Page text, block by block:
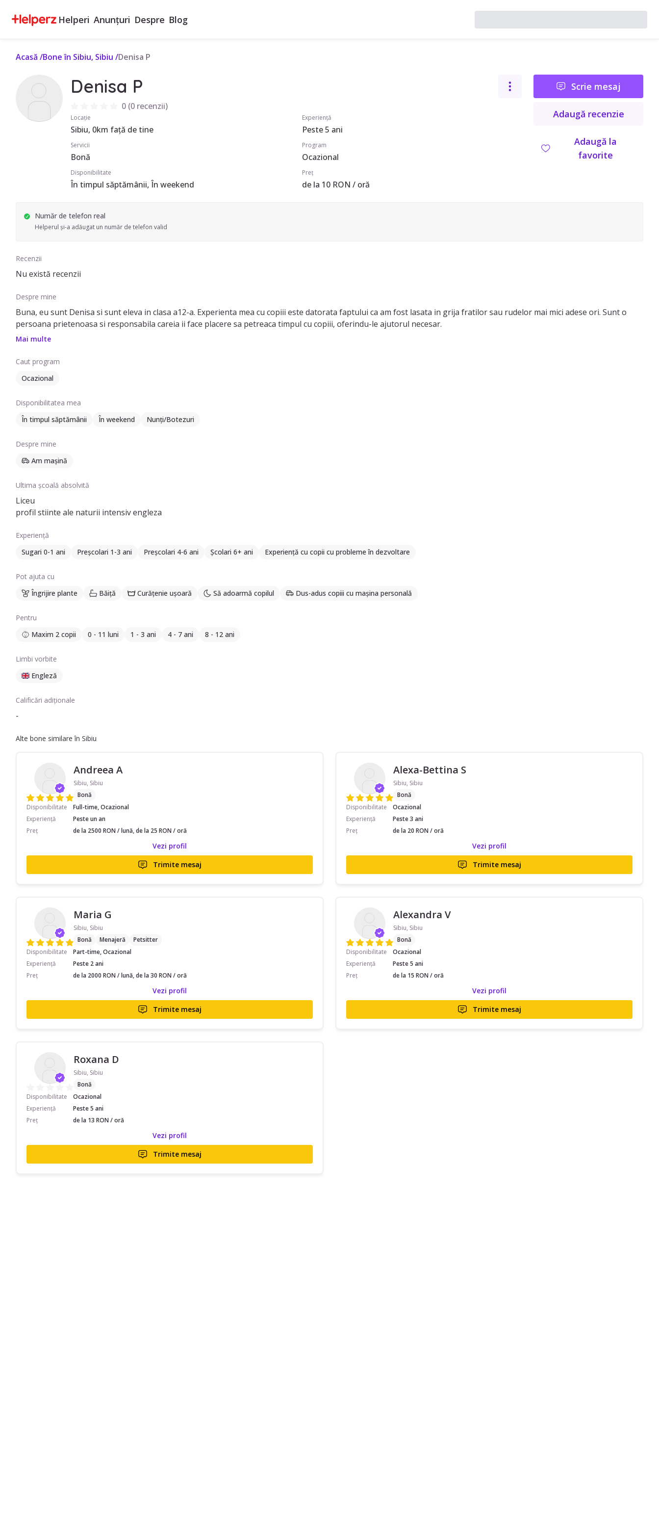
Helperi Anunțuri Despre Blog
Acasă /Bone în Sibiu, Sibiu /Denisa P
Denisa P
0(0 recenzii)
Locație
Sibiu, 0km față de tine
Experiență
Peste 5 ani
Servicii
Bonă
Program
Ocazional
Disponibilitate
În timpul săptămânii, În weekend
Preț
de la 10 RON / oră
Scrie mesaj
Adaugă recenzie
Adaugă la
favorite
Număr de telefon real
Helperul și-a adăugat un număr de telefon valid
Recenzii
Nu există recenzii
Despre mine
Buna, eu sunt Denisa si sunt eleva in clasa a12-a. Experienta mea cu copiii este datorata faptului ca am fost lasata in grija fratilor sau rudelor mai mici adese ori. Sunt o
persoana prietenoasa si responsabila careia ii face placere sa petreaca timpul cu copiii, oferindu-le ajutorul necesar.
Mai multe
Caut program
Ocazional
Disponibilitatea mea
În timpul săptămânii
În weekend Nunți/Botezuri
Despre mine
Am mașină
Ultima școală absolvită
Liceu
profil stiinte ale naturii intensiv engleza
Experiență
Sugari 0-1 ani
Preșcolari 1-3 ani Preșcolari 4-6 ani Școlari 6+ ani Experiență cu copii cu probleme în dezvoltare
Pot ajuta cu
Îngrijire plante
Băiță Curățenie ușoară Să adoarmă copilul Dus-adus copiii cu mașina personală
Pentru
Maxim 2 copii
0 - 11 luni 1 - 3 ani 4 - 7 ani 8 - 12 ani
Limbi vorbite
Engleză
Calificări adiționale
-
Alte bone similare în Sibiu
Andreea A
Sibiu, Sibiu
Bonă
Disponibilitate
Full-time, Ocazional
Experiență
Peste un an
Preț
de la 2500 RON / lună, de la 25 RON / oră
Vezi profil
Trimite mesaj
Alexa-Bettina S
Sibiu, Sibiu
Bonă
Disponibilitate
Ocazional
Experiență
Peste 3 ani
Preț
de la 20 RON / oră
Vezi profil
Trimite mesaj
Maria G
Sibiu, Sibiu
Bonă
Menajeră
Petsitter
Disponibilitate
Part-time, Ocazional
Experiență
Peste 2 ani
Preț
de la 2000 RON / lună, de la 30 RON / oră
Vezi profil
Trimite mesaj
Alexandra V
Sibiu, Sibiu
Bonă
Disponibilitate
Ocazional
Experiență
Peste 5 ani
Preț
de la 15 RON / oră
Vezi profil
Trimite mesaj
Roxana D
Sibiu, Sibiu
Bonă
Disponibilitate
Ocazional
Experiență
Peste 5 ani
Preț
de la 13 RON / oră
Vezi profil
Trimite mesaj